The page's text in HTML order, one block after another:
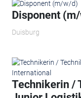
Disponent
Duisburg
Technikerin /